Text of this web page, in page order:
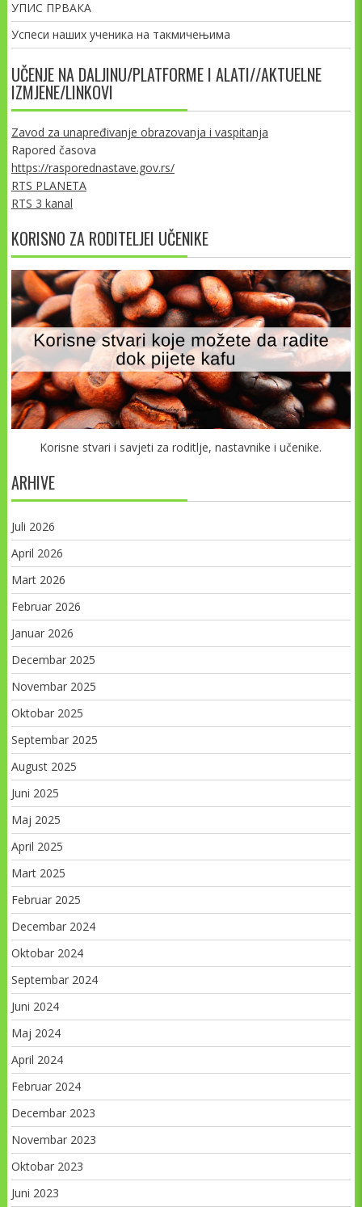
УПИС ПРВАКА
Успеси наших ученика на такмичењима
UČENJE NA DALJINU/PLATFORME I ALATI//AKTUELNE
IZMJENE/LINKOVI
Zavod za unapređivanje obrazovanja i vaspitanja
Rapored časova
https://rasporednastave.gov.rs/
RTS PLANETA
RTS 3 kanal
KORISNO ZA RODITELJEI UČENIKE
Korisne stvari i savjeti za roditlje, nastavnike i učenike.
ARHIVE
Juli 2026
April 2026
Mart 2026
Februar 2026
Januar 2026
Decembar 2025
Novembar 2025
Oktobar 2025
Septembar 2025
August 2025
Juni 2025
Maj 2025
April 2025
Mart 2025
Februar 2025
Decembar 2024
Oktobar 2024
Septembar 2024
Juni 2024
Maj 2024
April 2024
Februar 2024
Decembar 2023
Novembar 2023
Oktobar 2023
Juni 2023